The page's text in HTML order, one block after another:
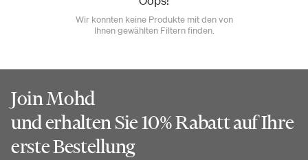
Wir konnten keine Produkte mit den von
Ihnen gewählten Filtern finden.
Join Mohd
und erhalten Sie 10% Rabatt auf Ihre
erste Bestellung